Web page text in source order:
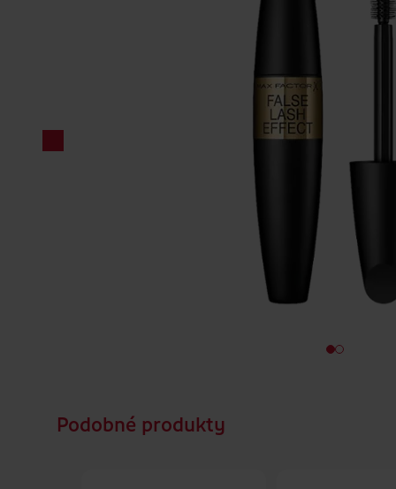
Podobné produkty